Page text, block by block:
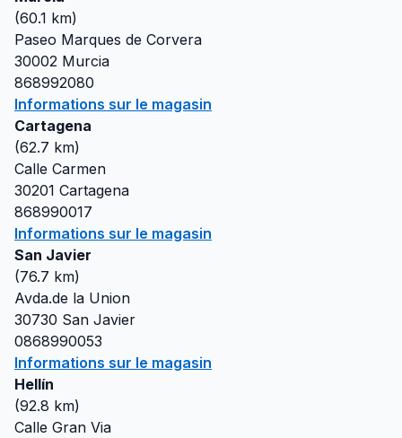
(60.1 km)
Paseo Marques de Corvera
30002 Murcia
868992080
Informations sur le magasin
Cartagena
(62.7 km)
Calle Carmen
30201 Cartagena
868990017
Informations sur le magasin
San Javier
(76.7 km)
Avda.de la Union
30730 San Javier
0868990053
Informations sur le magasin
Hellín
(92.8 km)
Calle Gran Via